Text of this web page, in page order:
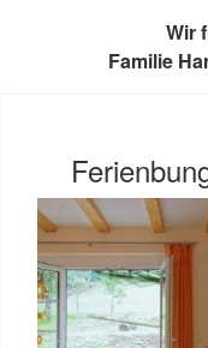
Wir
Familie